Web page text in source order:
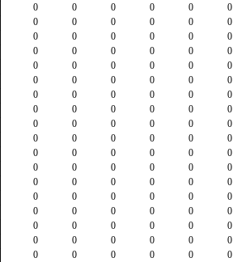
0 0 0 0 0 0
0 0 0 0 0 0
0 0 0 0 0 0
0 0 0 0 0 0
0 0 0 0 0 0
0 0 0 0 0 0
0 0 0 0 0 0
0 0 0 0 0 0
0 0 0 0 0 0
0 0 0 0 0 0
0 0 0 0 0 0
0 0 0 0 0 0
0 0 0 0 0 0
0 0 0 0 0 0
0 0 0 0 0 0
0 0 0 0 0 0
0 0 0 0 0 0
0 0 0 0 0 0